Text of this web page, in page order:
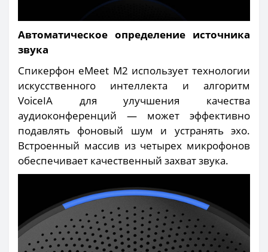
Автоматическое определение источника
звука
Спикерфон eMeet M2 использует технологии
искусственного интеллекта и алгоритм
VoiceIA для улучшения качества
аудиоконференций — может эффективно
подавлять фоновый шум и устранять эхо.
Встроенный массив из четырех микрофонов
обеспечивает качественный захват звука.